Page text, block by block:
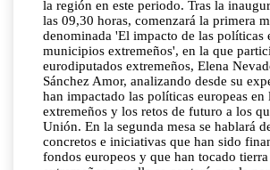
la región en este periodo. Tras la
las 09,30 horas, comenzará la primera
denominada 'El impacto de las políticas
municipios extremeños', en la que
eurodiputados extremeños, Elena
Sánchez Amor, analizando desde su
han impactado las políticas europeas
extremeños y los retos de futuro a los
Unión. En la segunda mesa se hablará
concretos e iniciativas que han sido
fondos europeos y que han tocado